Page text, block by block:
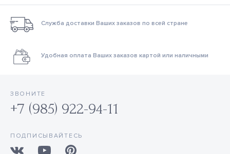
Служба доставки Ваших заказов по всей стране
Удобная оплата Ваших заказов картой или наличными
ЗВОНИТЕ
+7 (985) 922-94-11
ПОДПИСЫВАЙТЕСЬ